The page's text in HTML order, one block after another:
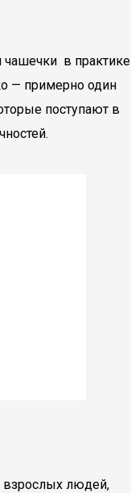
чашечки в практике
— примерно один
поступают в
взрослых людей,